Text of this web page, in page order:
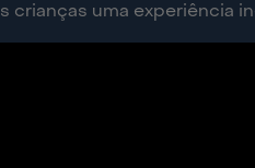
crianças uma experiência